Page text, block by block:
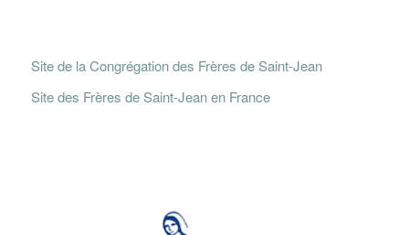
Site de la Congrégation des Frères de Saint-Jean
Site des Frères de Saint-Jean en France